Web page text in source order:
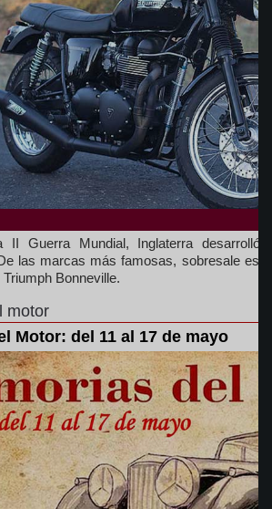
II Guerra Mundial, Inglaterra desarrolló
las marcas más famosas, sobresale
Bonneville.
motor
Motor: del 11 al 17 de mayo